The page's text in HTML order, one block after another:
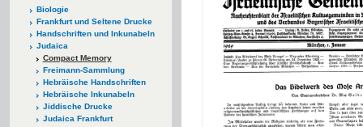
Biologie
Frankfurt und Seltene Drucke
Handschriften und Inkunabeln
Judaica
Compact Memory
Freimann-Sammlung
Hebräische Handschriften
Hebräische Inkunabeln
Jiddische Drucke
Judaica Frankfurt